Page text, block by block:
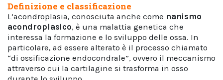
Definizione e classificazione
L’acondroplasia, conosciuta anche come nanismo
acondroplasico, è una malattia genetica che
interessa la formazione e lo sviluppo delle ossa. In
particolare, ad essere alterato è il processo chiamato
“di ossificazione endocondrale”, ovvero il meccanismo
attraverso cui la cartilagine si trasforma in osso